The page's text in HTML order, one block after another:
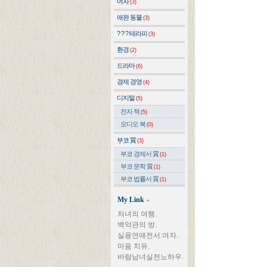
(3)
애완 동물(3)
? ? ? 테라피 (3)
환경 (2)
드라마(6)
경제 경영 (4)
디지털 (5)
전자 책 (5)
오디오 북 (0)
부코 賞(3)
부코 경제서 賞(1)
부코 문학 賞(1)
부코 법률서 賞(1)
My Link »
처녀의 여행.
백악관의 방.
실용연애전서:여자.
마음 치유.
바람남녀실전노하우.